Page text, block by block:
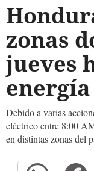
zonas
jueves
energía
Debido a varias
eléctrico entre 8:00
en distintas zonas del